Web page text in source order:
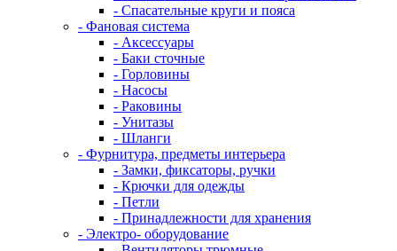
- Спасательные круги и пояса
- Фановая система
- Аксессуары
- Баки сточные
- Горловины
- Насосы
- Раковины
- Унитазы
- Шланги
- Фурнитура, предметы интерьера
- Замки, фиксаторы, ручки
- Крючки для одежды
- Петли
- Принадлежности для хранения
- Электро- оборудование